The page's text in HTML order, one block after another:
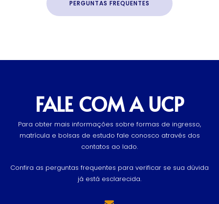
PERGUNTAS FREQUENTES
FALE COM A UCP
Para obter mais informações sobre formas de ingresso,
matrícula e bolsas de estudo fale conosco através dos
contatos ao lado.
Confira as perguntas frequentes para verificar se sua dúvida
já está esclarecida.